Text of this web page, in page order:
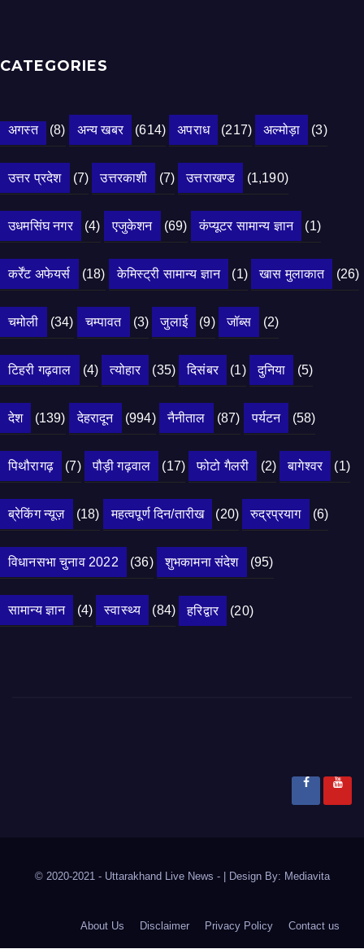
CATEGORIES
अगस्त (8) अन्य खबर (614) अपराध (217) अल्मोड़ा (3)
उत्तर प्रदेश (7) उत्तरकाशी (7) उत्तराखण्ड (1,190)
उधमसिंघ नगर (4) एजुकेशन (69) कंप्यूटर सामान्य ज्ञान (1)
कर्रेंट अफेयर्स (18) केमिस्ट्री सामान्य ज्ञान (1) खास मुलाकात (26)
चमोली (34) चम्पावत (3) जुलाई (9) जॉब्स (2)
टिहरी गढ़वाल (4) त्योहार (35) दिसंबर (1) दुनिया (5)
देश (139) देहरादून (994) नैनीताल (87) पर्यटन (58)
पिथौरागढ़ (7) पौड़ी गढ़वाल (17) फोटो गैलरी (2) बागेश्वर (1)
ब्रेकिंग न्यूज़ (18) महत्वपूर्ण दिन/तारीख (20) रुद्रप्रयाग (6)
विधानसभा चुनाव 2022 (36) शुभकामना संदेश (95)
सामान्य ज्ञान (4) स्वास्थ्य (84) हरिद्वार (20)
© 2020-2021 - Uttarakhand Live News - Design By: Mediavita
About Us Disclaimer Privacy Policy Contact us